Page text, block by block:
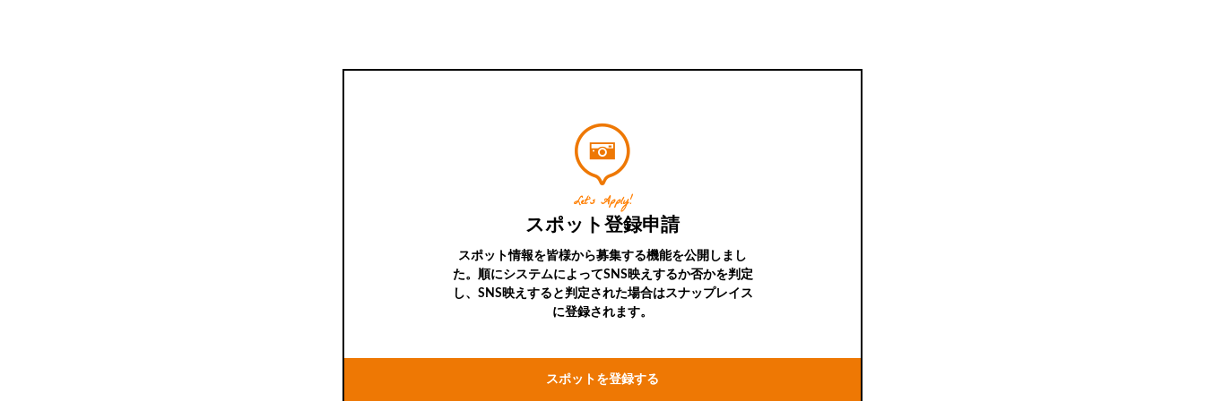
Let’s Apply!
スポット登録申請
スポット情報を皆様から募集する機能を公開しまし
た。順にシステムによってSNS映えするか否かを判定
し、SNS映えすると判定された場合はスナップレイス
に登録されます。
スポットを登録する